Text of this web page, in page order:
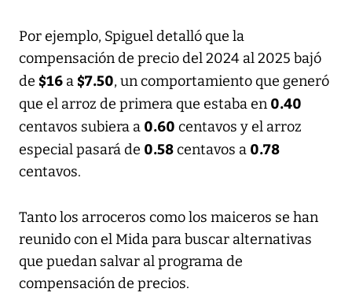
Por ejemplo, Spiguel detalló que la
compensación de precio del 2024 al 2025 bajó
de $16 a $7.50, un comportamiento que generó
que el arroz de primera que estaba en 0.40
centavos subiera a 0.60 centavos y el arroz
especial pasará de 0.58centavos a 0.78
centavos.
Tanto los arroceros como los maiceros se han
reunido con el Mida para buscar alternativas
que puedan salvar al programa de
compensación de precios.